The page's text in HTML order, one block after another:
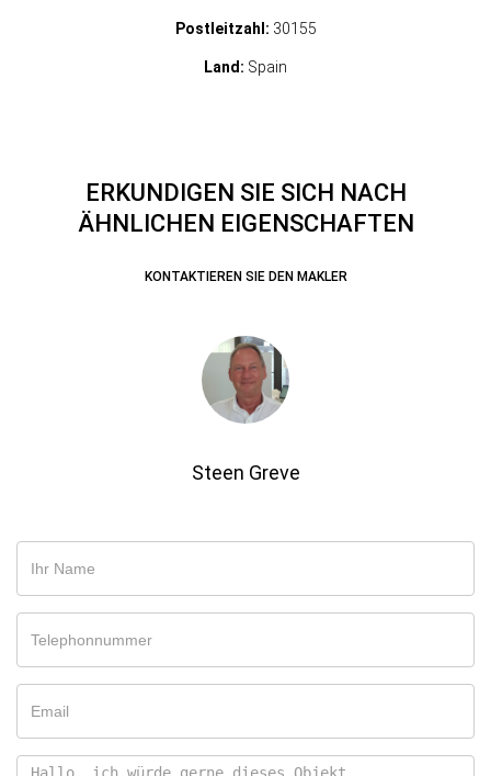
Postleitzahl: 30155
Land: Spain
ERKUNDIGEN SIE SICH NACH
ÄHNLICHEN EIGENSCHAFTEN
KONTAKTIEREN SIE DEN MAKLER
Steen Greve